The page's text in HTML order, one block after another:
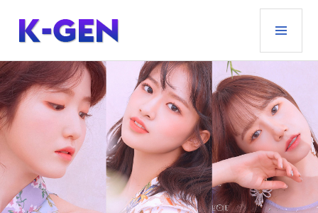
contenu
principal
K-GEN